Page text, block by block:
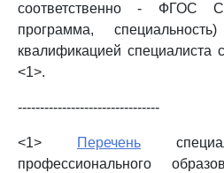
соответственно - ФГОС
программа,
квалификацией специалиста
<1>.
--------------------------------
<1> Перечень
профессионального